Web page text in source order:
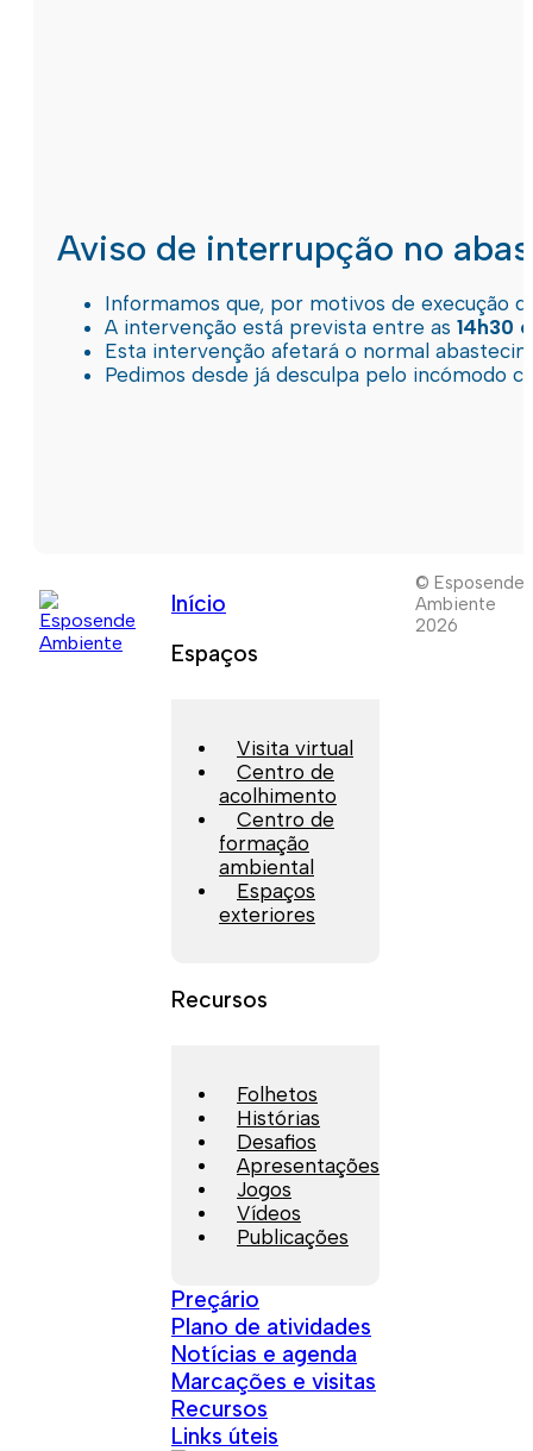
Aviso de interrupção no
Informamos que, por motivos de execução
A intervenção está prevista entre as 14h30
Esta intervenção afetará o normal
Pedimos desde já desculpa pelo incómodo
Início
Espaços
Visita virtual
Centro de
acolhimento
Centro de
formação
ambiental
Espaços
exteriores
Recursos
Folhetos
Histórias
Desafios
Apresentações
Jogos
Vídeos
Publicações
Preçário
Plano de atividades
Notícias e agenda
Marcações e visitas
Recursos
Links úteis
© Esposende
Ambiente
2026